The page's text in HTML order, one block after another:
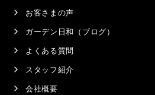
お客さまの声
ガーデン日和（ブログ）
よくある質問
スタッフ紹介
会社概要